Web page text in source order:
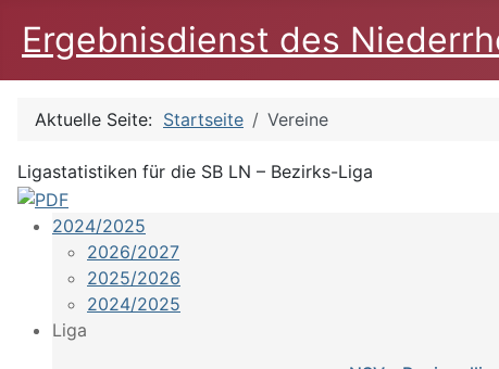
Ergebnisdienst des
Aktuelle Seite: Startseite Vereine
Ligastatistiken für die SB LN – Bezirks-Liga
2024/2025
2026/2027
2025/2026
2024/2025
Liga